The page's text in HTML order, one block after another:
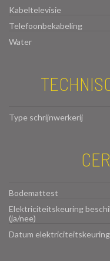
Kabeltelevisie
Telefoonbekabeling
Water
Type schrijnwerkerij
Bodemattest
Elektriciteitskeuring
(ja/nee)
Datum elektriciteitskeuring